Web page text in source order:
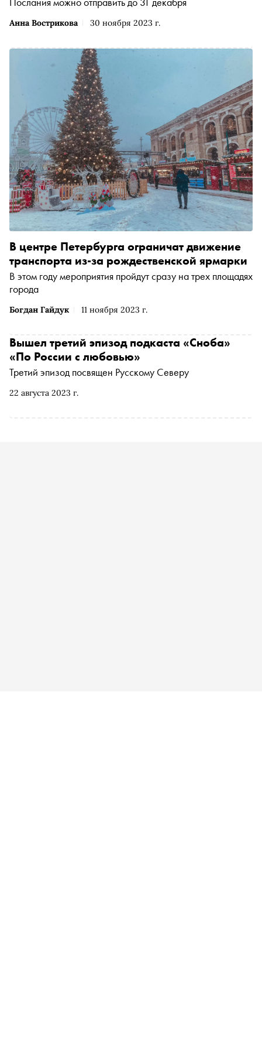
Анна Вострикова 30 ноября 2023 г.
Богдан Гайдук 11 ноября 2023 г.
В центре Петербурга ограничат движение
транспорта из-за рождественской ярмарки
В этом году мероприятия пройдут сразу на трех площадях
города
22 августа 2023 г.
Вышел третий эпизод подкаста «Сноба»
«По России с любовью»
Третий эпизод посвящен Русскому Северу